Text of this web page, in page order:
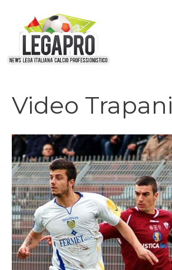
contenuto
Video Trapani